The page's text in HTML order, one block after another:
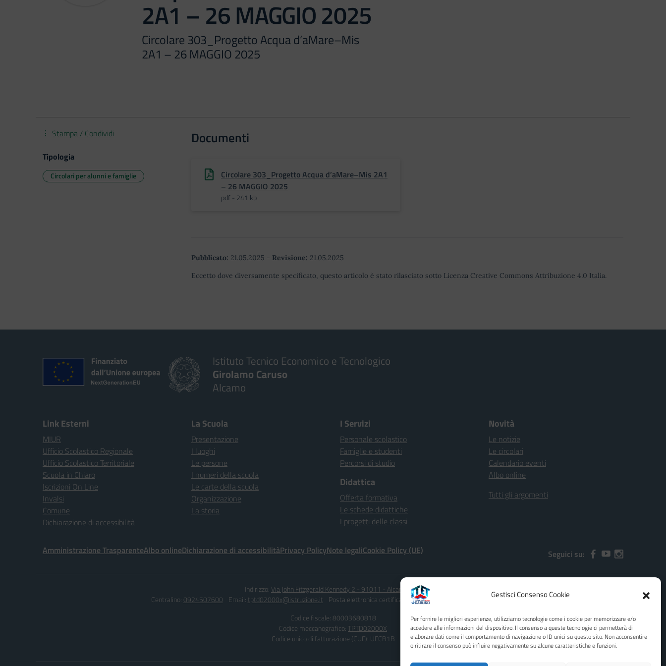
Gestisci Consenso Cookie
Per fornire le migliori esperienze, utilizziamo tecnologie come i cookie per memorizzare e/o
accedere alle informazioni del dispositivo. Il consenso a queste tecnologie ci permetterà di
elaborare dati come il comportamento di navigazione o ID unici su questo sito. Non acconsentire
o ritirare il consenso può influire negativamente su alcune caratteristiche e funzioni.
2A1 – 26 MAGGIO 2025
Circolare 303_Progetto Acqua d’aMare–Mis
2A1 – 26 MAGGIO 2025
Documenti
Circolare 303_Progetto Acqua d’aMare–Mis 2A1
– 26 MAGGIO 2025
pdf - 241 kb
Pubblicato: 21.05.2025 - Revisione: 21.05.2025
Eccetto dove diversamente specificato, questo articolo è stato rilasciato sotto Licenza Creative Commons Attribuzione 4.0 Italia.
Stampa / Condividi
Tipologia
Circolari per alunni e famiglie
Istituto Tecnico Economico e Tecnologico
Girolamo Caruso
Alcamo
Link Esterni
MIUR
Ufficio Scolastico Regionale
Ufficio Scolastico Territoriale
Scuola in Chiaro
Iscrizioni On Line
Invalsi
Comune
Dichiarazione di accessibilità
La Scuola
Presentazione
I luoghi
Le persone
I numeri della scuola
Le carte della scuola
Organizzazione
La storia
I Servizi
Personale scolastico
Famiglie e studenti
Percorsi di studio
Didattica
Offerta formativa
Le schede didattiche
I progetti delle classi
Novità
Le notizie
Le circolari
Calendario eventi
Albo online
Tutti gli argomenti
Amministrazione TrasparenteAlbo onlineDichiarazione di accessibilitàPrivacy PolicyNote legaliCookie Policy (UE) Seguici su:
Indirizzo: Via John Fitzgerald Kennedy 2 - 91011 - Alcamo (TP)
Centralino: 0924507600 Email: tptd02000x@istruzione.it Posta elettronica certificata (PEC):tptd02000x@pec.istruzione.it
Codice fiscale: 80003680818
Codice meccanografico:TPTD02000X
Codice unico di fatturazione (CUF): UFCB1B